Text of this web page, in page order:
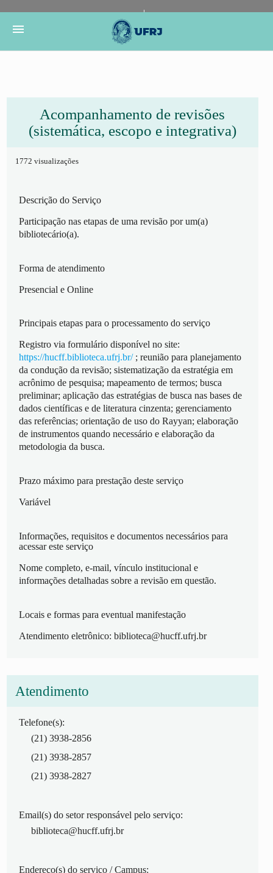
Portal do Governo Brasileiro
Governo
menu
Acompanhamento de revisões
(sistemática, escopo e integrativa)
1772 visualizações
Descrição do Serviço
Participação nas etapas de uma revisão por um(a)
bibliotecário(a).
Forma de atendimento
Presencial e Online
Principais etapas para o processamento do serviço
Registro via formulário disponível no site:
https://hucff.biblioteca.ufrj.br/; reunião para planejamento
da condução da revisão; sistematização da estratégia em
acrônimo de pesquisa; mapeamento de termos; busca
preliminar; aplicação das estratégias de busca nas bases de
dados científicas e de literatura cinzenta; gerenciamento
das referências; orientação de uso do Rayyan; elaboração
de instrumentos quando necessário e elaboração da
metodologia da busca.
Prazo máximo para prestação deste serviço
Variável
Informações, requisitos e documentos necessários para
acessar este serviço
Nome completo, e-mail, vínculo institucional e
informações detalhadas sobre a revisão em questão.
Locais e formas para eventual manifestação
Atendimento eletrônico: biblioteca@hucff.ufrj.br
Atendimento
Telefone(s):
(21) 3938-2856
(21) 3938-2857
(21) 3938-2827
Email(s) do setor responsável pelo serviço:
biblioteca@hucff.ufrj.br
Endereço(s) do serviço / Campus: